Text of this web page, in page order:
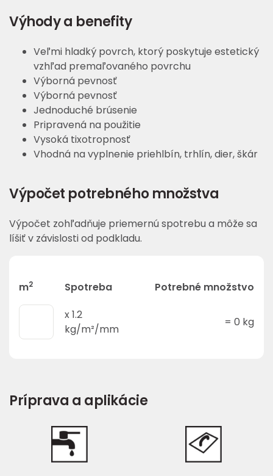
Výhody a benefity
Veľmi hladký povrch, ktorý poskytuje estetický
vzhľad premaľovaného povrchu
Výborná pevnosť
Výborná pevnosť
Jednoduché brúsenie
Pripravená na použitie
Vysoká tixotropnosť
Vhodná na vyplnenie priehlbín, trhlín, dier, škár
Výpočet potrebného množstva
Výpočet zohľadňuje priemernú spotrebu a môže sa
líšiť v závislosti od podkladu.
m2 Spotreba
Potrebné množstvo
x1.2
kg/m²/mm
= 0 kg
Príprava a aplikácie